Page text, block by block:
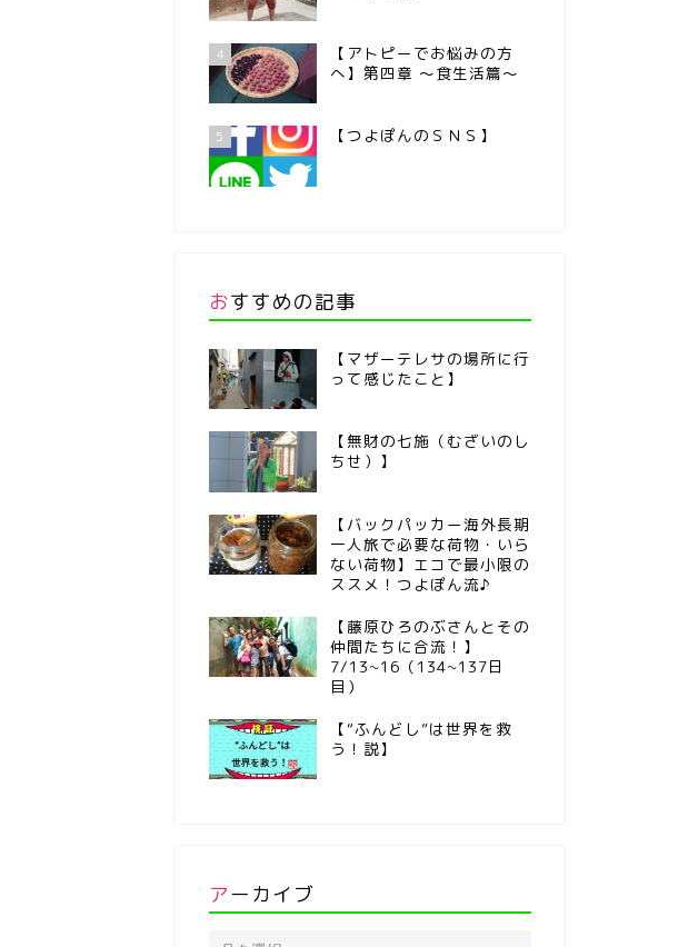
4
【アトピーでお悩みの方
へ】第四章 ～食生活篇～
5 【つよぽんのＳＮＳ】
おすすめの記事
【マザーテレサの場所に行
って感じたこと】
【無財の七施（むざいのし
ちせ）】
【バックパッカー海外長期
一人旅で必要な荷物・いら
ない荷物】エコで最小限の
ススメ！つよぽん流♪
【藤原ひろのぶさんとその
仲間たちに合流！】
7/13~16（134~137日
目）
【“ふんどし”は世界を救
う！説】
アーカイブ